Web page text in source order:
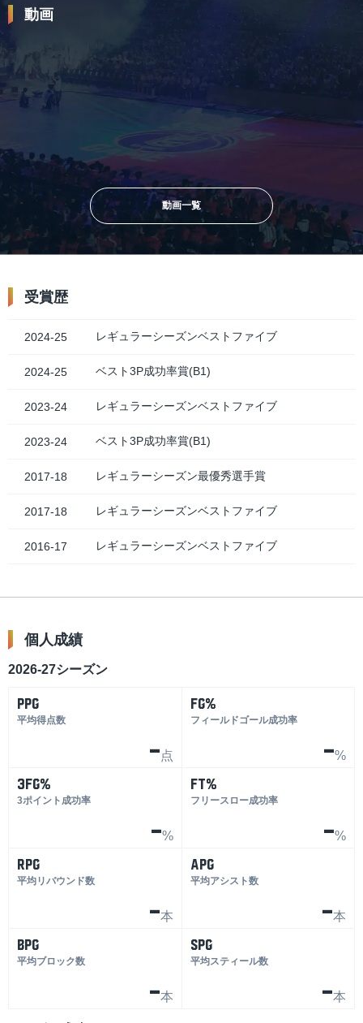
動画
【柳田将洋×比江島慎】勝負所を
任されてきたエースたちの“メンタ
リティ”｜B.LEAGUE AWARD
SHOW 2025-26
2026.03.23
国際大会でさらに力を発揮する #
10選！#Bリーグ
動画一覧
受賞歴
2024-25 レギュラーシーズンベストファイブ
2024-25 ベスト3P成功率賞(B1)
2023-24 レギュラーシーズンベストファイブ
2023-24 ベスト3P成功率賞(B1)
2017-18 レギュラーシーズン最優秀選手賞
2017-18 レギュラーシーズンベストファイブ
2016-17 レギュラーシーズンベストファイブ
個人成績
2026-27シーズン
PPG
平均得点数
-点
FG%
フィールドゴール成功率
-%
3FG%
3ポイント成功率
-%
FT%
フリースロー成功率
-%
RPG
平均リバウンド数
-本
APG
平均アシスト数
-本
BPG
平均ブロック数
-本
SPG
平均スティール数
-本